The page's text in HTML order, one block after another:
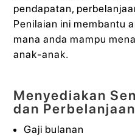
pendapatan,
Penilaian ini membantu
mana anda mampu
anak-anak.
Menyediakan
dan Perbelanjaan
Gaji bulanan